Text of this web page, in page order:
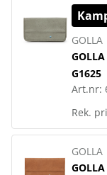
GOLLA
G1625
Art.nr:
Rek.
GOLLA